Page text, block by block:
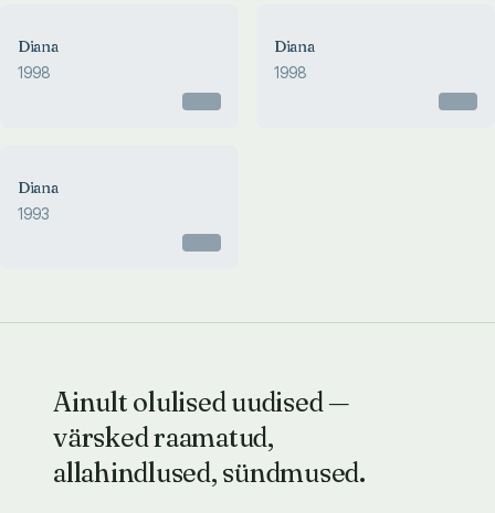
Diana
1998
Diana
1998
Diana
1993
Ainult olulised uudised —
värsked raamatud,
allahindlused, sündmused.